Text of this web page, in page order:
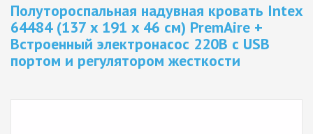
Полутороспальная надувная кровать Intex
64484 (137 x 191 x 46 см) PremAire +
Встроенный электронасос 220В с USB
портом и регулятором жесткости